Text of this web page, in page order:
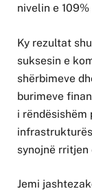
nivelin e
Ky rezultat
suksesin e
shërbimeve
burimeve
i rëndësishëm
synojnë rritjen
Jemi